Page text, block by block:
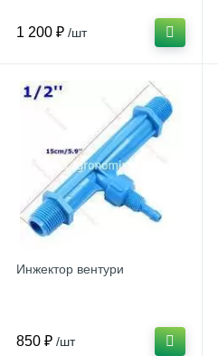
1 200 ₽ /шт
Инжектор вентури
850 ₽ /шт